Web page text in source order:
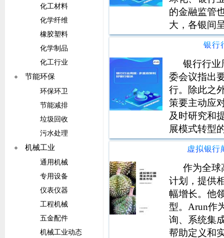
化工材料
化学纤维
橡胶塑料
化学制品
化工行业
节能环保
环保环卫
节能减排
垃圾回收
污水处理
机械工业
通用机械
专用设备
仪表仪器
工程机械
五金配件
机械工业动态
的金融监管
大，各银间
管理行业潜
告》显示，
亿人民币。
银行
银行行业
委会议指出
行。除此之
策要主动应
及时研究和
展模式转型
稳定。除此
绩，我们维
作为全球
计划，提供
幅增长。他
型。Arun作
询、系统集
帮助定义和